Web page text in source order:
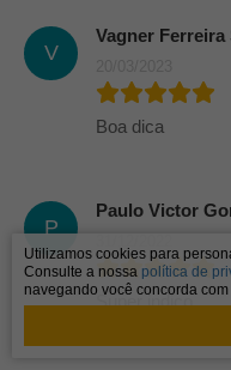
V
Vagner
Boa dica
P
Paulo Victor
Super indico
Utilizamos cookies para
Consulte a nossa política de
navegando você concorda